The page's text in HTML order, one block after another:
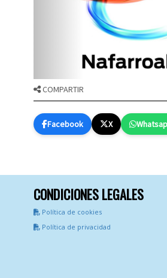
COMPARTIR
Facebook X
CONDICIONES LEGALES
Política de cookies
Política de privacidad